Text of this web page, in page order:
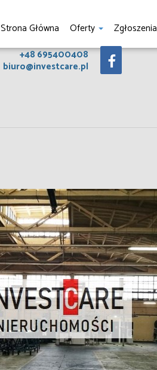
Strona Główna Oferty Zgłoszenia
+48 695400408
biuro@investcare.pl